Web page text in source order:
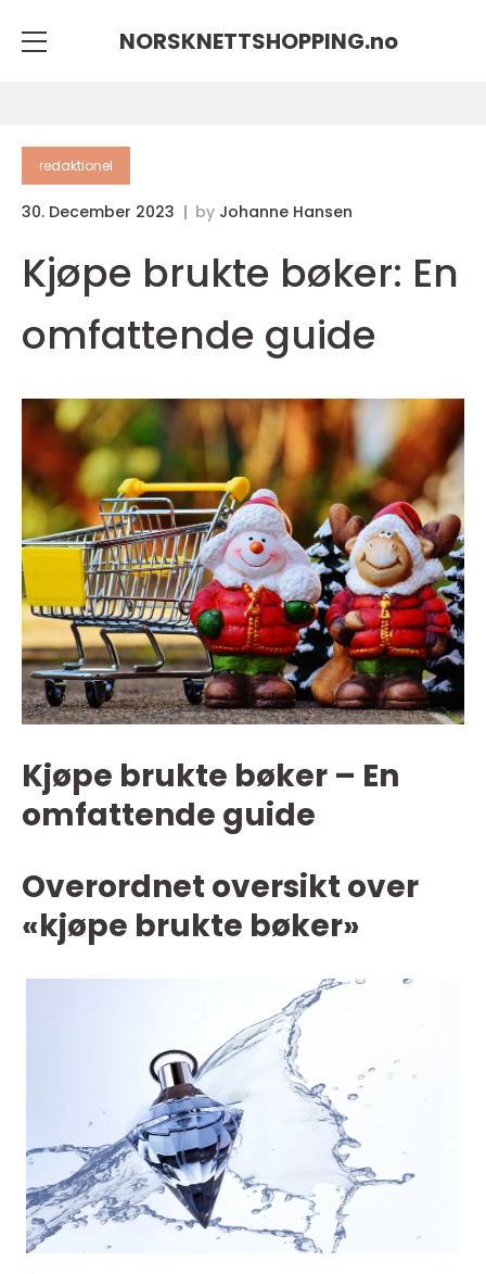
NORSKNETTSHOPPING.no
redaktionel
30. December 2023 by Johanne Hansen
Kjøpe brukte bøker: En
omfattende guide
Kjøpe brukte bøker – En
omfattende guide
Overordnet oversikt over
«kjøpe brukte bøker»